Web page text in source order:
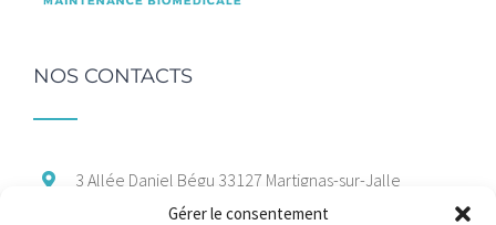
Gérer le consentement
NOS CONTACTS
3 Allée Daniel Bégu 33127 Martignas-sur-Jalle